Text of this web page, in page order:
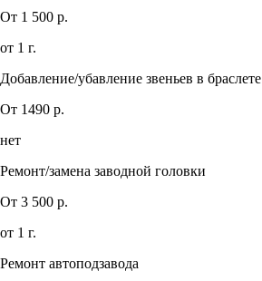
От 1 500 р.
от 1 г.
Добавление/убавление звеньев в браслете
От 1490 р.
нет
Ремонт/замена заводной головки
От 3 500 р.
от 1 г.
Ремонт автоподзавода